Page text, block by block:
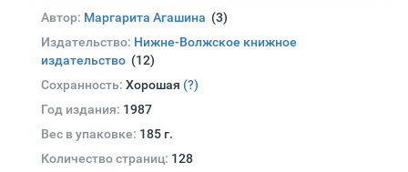
Автор: Маргарита Агашина (3)
Издательство: Нижне-Волжское книжное
издательство (12)
Сохранность: Хорошая (?)
Год издания: 1987
Вес в упаковке: 185 г.
Количество страниц: 128